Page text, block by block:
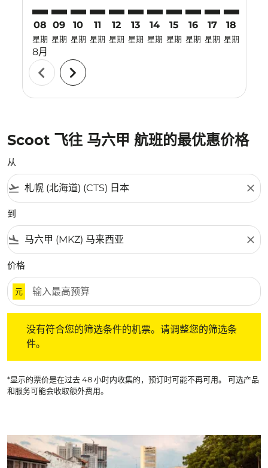
08
星期
8月
09
星期
10
星期
11
星期
12
星期
13
星期
14
星期
15
星期
16
星期
17
星期
18
星期
chevron_left chevron_right
Scoot 飞往 马六甲 航班的最优惠价格
从
flight_takeoff close
到
flight_land close
价格
元
没有符合您的筛选条件的机票。请调整您的筛选条
件。
*显示的票价是在过去 48 小时内收集的，预订时可能不再可用。 可选产品
和服务可能会收取额外费用。